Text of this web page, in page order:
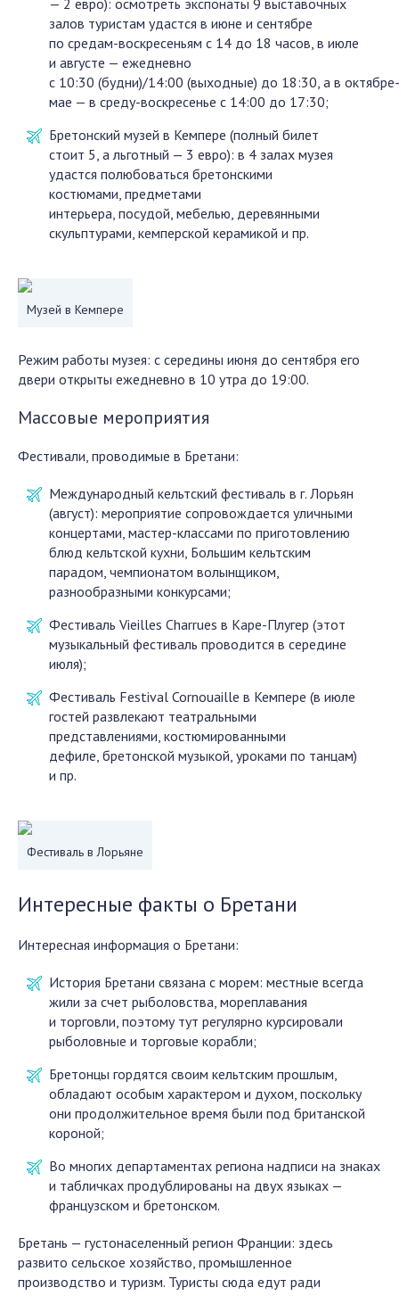
— 2 евро): осмотреть экспонаты 9 выставочных
залов туристам удастся в июне и сентябре
по средам-воскресеньям с 14 до 18 часов, в июле
и августе — ежедневно
с 10:30 (будни)/14:00 (выходные) до 18:30, а в октябре-
мае — в среду-воскресенье с 14:00 до 17:30;
Бретонский музей в Кемпере (полный билет
стоит 5, а льготный — 3 евро): в 4 залах музея
удастся полюбоваться бретонскими
костюмами, предметами
интерьера, посудой, мебелью, деревянными
скульптурами, кемперской керамикой и пр.
Музей в Кемпере
Режим работы музея: с середины июня до сентября его
двери открыты ежедневно в 10 утра до 19:00.
Массовые мероприятия
Фестивали, проводимые в Бретани:
Международный кельтский фестиваль в г. Лорьян
(август): мероприятие сопровождается уличными
концертами, мастер-классами по приготовлению
блюд кельтской кухни, Большим кельтским
парадом, чемпионатом волынщиком,
разнообразными конкурсами;
Фестиваль Vieilles Charrues в Каре-Плугер (этот
музыкальный фестиваль проводится в середине
июля);
Фестиваль Festival Cornouaille в Кемпере (в июле
гостей развлекают театральными
представлениями, костюмированными
дефиле, бретонской музыкой, уроками по танцам)
и пр.
Фестиваль в Лорьяне
Интересные факты о Бретани
Интересная информация о Бретани:
История Бретани связана с морем: местные всегда
жили за счет рыболовства, мореплавания
и торговли, поэтому тут регулярно курсировали
рыболовные и торговые корабли;
Бретонцы гордятся своим кельтским прошлым,
обладают особым характером и духом, поскольку
они продолжительное время были под британской
короной;
Во многих департаментах региона надписи на знаках
и табличках продублированы на двух языках —
французском и бретонском.
Бретань — густонаселенный регион Франции: здесь
развито сельское хозяйство, промышленное
производство и туризм. Туристы сюда едут ради